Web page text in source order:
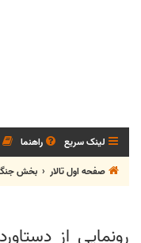
لینک سریع راهنما
صفحه اول تالار
بخش جنگ
رونمایی از